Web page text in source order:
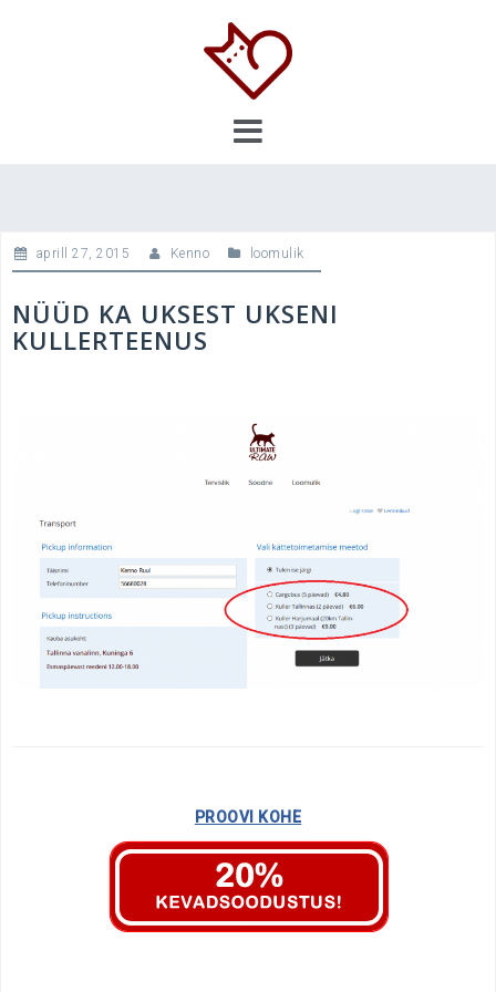
aprill 27, 2015 Kenno loomulik
NÜÜD KA UKSEST UKSENI
KULLERTEENUS
PROOVI KOHE